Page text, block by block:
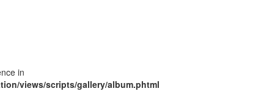
in
views/scripts/gallery/album.phtml